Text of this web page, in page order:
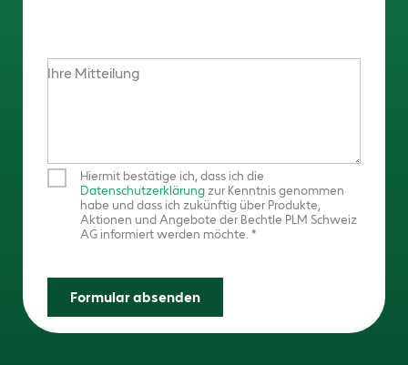
Ihre Mitteilung
Hiermit bestätige ich, dass ich die
Datenschutzerklärungzur Kenntnis genommen
habe und dass ich zukünftig über Produkte,
Aktionen und Angebote der Bechtle PLM Schweiz
AG informiert werden möchte.
Formular absenden